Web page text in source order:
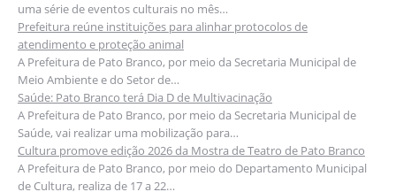
uma série de eventos culturais no mês…
Prefeitura reúne instituições para alinhar protocolos de
atendimento e proteção animal
A Prefeitura de Pato Branco, por meio da Secretaria Municipal de
Meio Ambiente e do Setor de…
Saúde: Pato Branco terá Dia D de Multivacinação
A Prefeitura de Pato Branco, por meio da Secretaria Municipal de
Saúde, vai realizar uma mobilização para…
Cultura promove edição 2026 da Mostra de Teatro de Pato Branco
A Prefeitura de Pato Branco, por meio do Departamento Municipal
de Cultura, realiza de 17 a 22…